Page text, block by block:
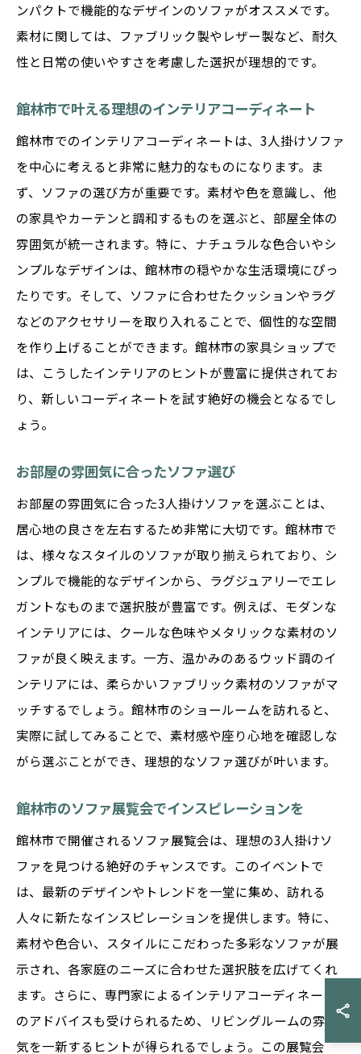
ンパクトで機能的なデザインのソファがオススメです。
素材に関しては、ファブリック製やレザー製など、耐久
性と日常の使いやすさを考慮した選択が理想的です。
館林市で叶える理想のインテリアコーディネート
館林市でのインテリアコーディネートは、3人掛けソファ
を中心に考えると非常に魅力的なものになります。ま
ず、ソファの選び方が重要です。素材や色を意識し、他
の家具やカーテンと調和するものを選ぶと、部屋全体の
雰囲気が統一されます。特に、ナチュラルな色合いやシ
ンプルなデザインは、館林市の穏やかな生活環境にぴっ
たりです。そして、ソファに合わせたクッションやラグ
などのアクセサリーを取り入れることで、個性的な空間
を作り上げることができます。館林市の家具ショップで
は、こうしたインテリアのヒントが豊富に提供されてお
り、新しいコーディネートを試す絶好の機会となるでし
ょう。
お部屋の雰囲気に合ったソファ選び
お部屋の雰囲気に合った3人掛けソファを選ぶことは、
居心地の良さを左右するため非常に大切です。館林市で
は、様々なスタイルのソファが取り揃えられており、シ
ンプルで機能的なデザインから、ラグジュアリーでエレ
ガントなものまで選択肢が豊富です。例えば、モダンな
インテリアには、クールな色味やメタリックな素材のソ
ファが良く映えます。一方、温かみのあるウッド調のイ
ンテリアには、柔らかいファブリック素材のソファがマ
ッチするでしょう。館林市のショールームを訪れると、
実際に試してみることで、素材感や座り心地を確認しな
がら選ぶことができ、理想的なソファ選びが叶います。
館林市のソファ展覧会でインスピレーションを
館林市で開催されるソファ展覧会は、理想の3人掛けソ
ファを見つける絶好のチャンスです。このイベントで
は、最新のデザインやトレンドを一堂に集め、訪れる
人々に新たなインスピレーションを提供します。特に、
素材や色合い、スタイルにこだわった多彩なソファが展
示され、各家庭のニーズに合わせた選択肢を広げてくれ
ます。さらに、専門家によるインテリアコーディネート
のアドバイスも受けられるため、リビングルームの雰囲
気を一新するヒントが得られるでしょう。この展覧会